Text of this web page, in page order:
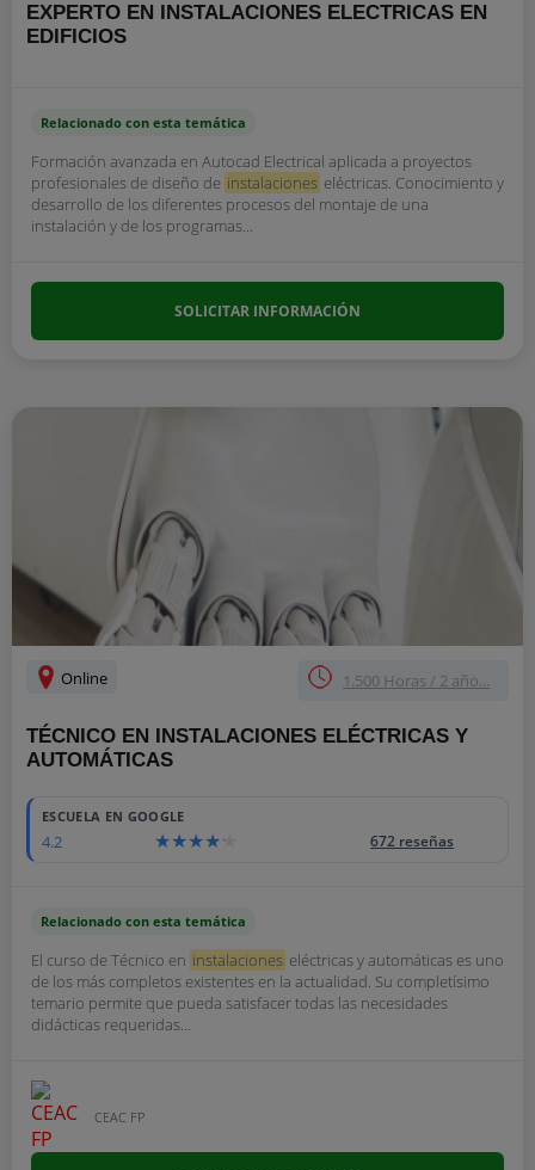
EXPERTO EN INSTALACIONES ELECTRICAS EN
EDIFICIOS
Relacionado con esta temática
Formación avanzada en Autocad Electrical aplicada a proyectos
profesionales de diseño de instalaciones eléctricas. Conocimiento y
desarrollo de los diferentes procesos del montaje de una
instalación y de los programas...
SOLICITAR INFORMACIÓN
Online 1.500 Horas / 2 año...
TÉCNICO EN INSTALACIONES ELÉCTRICAS Y
AUTOMÁTICAS
ESCUELA EN GOOGLE
4.2 672 reseñas
Relacionado con esta temática
El curso de Técnico en instalaciones eléctricas y automáticas es uno
de los más completos existentes en la actualidad. Su completísimo
temario permite que pueda satisfacer todas las necesidades
didácticas requeridas...
CEAC FP